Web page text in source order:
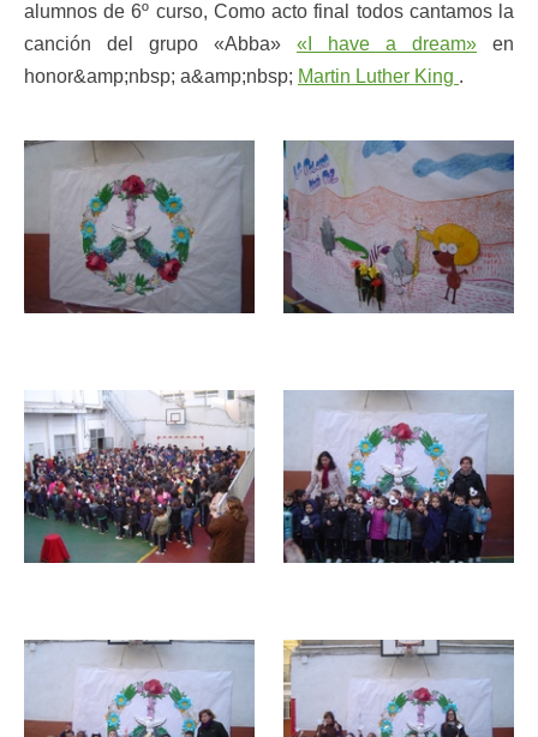
alumnos de 6º curso, Como acto final todos cantamos la
canción del grupo «Abba» «I have a dream» en
honor&amp;nbsp; a&amp;nbsp; Martin Luther King .